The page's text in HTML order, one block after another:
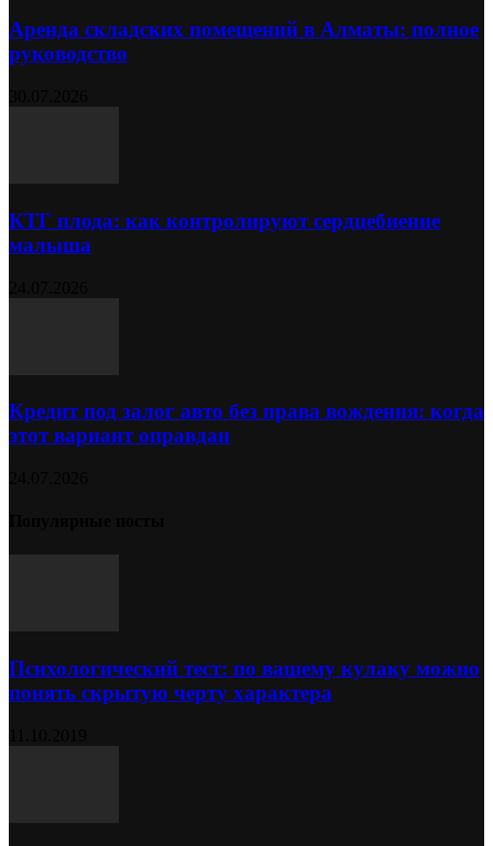
Аренда складских помещений в Алматы: полное
руководство
КТГ плода: как контролируют сердцебиение
малыша
Кредит под залог авто без права вождения: когда
этот вариант оправдан
Психологический тест: по вашему кулаку можно
понять скрытую черту характера